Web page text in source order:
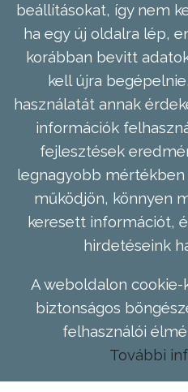
beállításokat, így nem
ha egy új oldalra lép,
korábban bevitt
kell újra
használatát annak
információk
fejlesztések
legnagyobb mértékben
működjön, könnyen
keresett információt,
hirdetéseink
A weboldalon
biztonságos
felhasználói
További